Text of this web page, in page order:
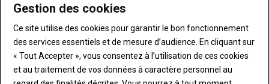
Ration des volailles : Moins de soja mais plus
d’enzymes et de probiotiques
12 mars 2024
L’apport de phytases et de probiotiques contribue à
contrebalancer les effets du remplacement du soja par d’…
Gestion des cookies
Ce site utilise des cookies pour garantir le bon fonctionnement
des services essentiels et de mesure d’audience. En cliquant sur
« Tout Accepter », vous consentez à l’utilisation de ces cookies
et au traitement de vos données à caractère personnel au